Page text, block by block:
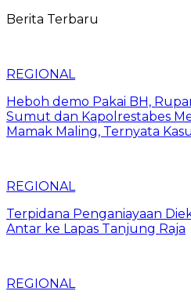
Berita Terbaru
REGIONAL
Heboh demo Pakai BH,
Sumut dan Kapolrestabes
Mamak Maling, Ternyata
REGIONAL
Terpidana Penganiayaan
Antar ke Lapas Tanjung Raja
REGIONAL